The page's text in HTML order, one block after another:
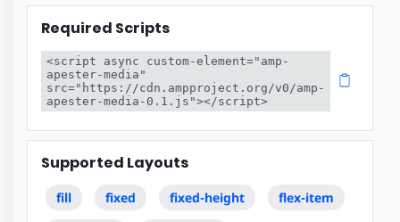
Required Scripts
<script async custom-element="amp-
apester-media"
src="https://cdn.ampproject.org/v0/amp-
apester-media-0.1.js"></script>
Supported Layouts
fill fixed fixed-height flex-item